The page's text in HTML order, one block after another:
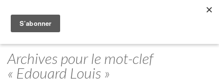
Archives pour le mot-clef
« Edouard Louis »